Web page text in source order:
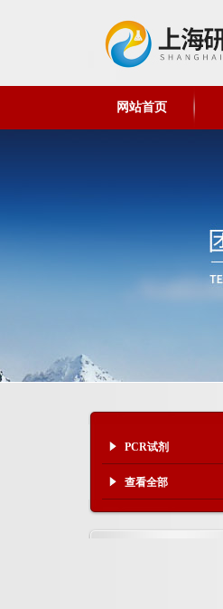
网站首页
PCR试剂
查看全部